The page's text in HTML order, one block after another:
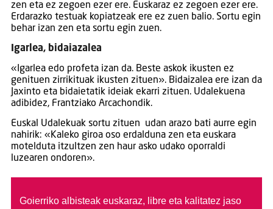
zen eta ez zegoen ezer ere. Euskaraz ez zegoen ezer ere.
Erdarazko testuak kopiatzeak ere ez zuen balio. Sortu egin
behar izan zen eta sortu egin zuen.
Igarlea, bidaiazalea
«Igarlea edo profeta izan da. Beste askok ikusten ez
genituen zirrikituak ikusten zituen». Bidaizalea ere izan da
Jaxinto eta bidaietatik ideiak ekarri zituen. Udalekuena
adibidez, Frantziako Arcachondik.
Euskal Udalekuak sortu zituen udan arazo bati aurre egin
nahirik: «Kaleko giroa oso erdalduna zen eta euskara
motelduta itzultzen zen haur asko udako oporraldi
luzearen ondoren».
Goierriko albisteak euskaraz, libre eta kalitatez jaso